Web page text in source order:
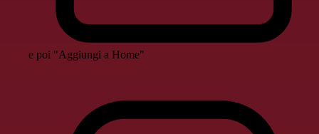
e poi "Aggiungi a Home"